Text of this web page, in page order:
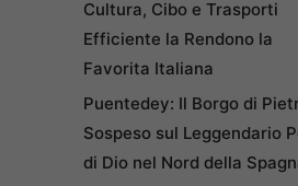
Cultura, Cibo e Trasporti
Efficiente la Rendono la
Favorita Italiana
Puentedey: Il Borgo di
Sospeso sul Leggendario
di Dio nel Nord della